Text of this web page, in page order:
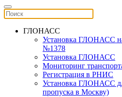
ГЛОНАСС
Установка ГЛОНАСС
№1378
Установка ГЛОНАСС
Мониторинг
Регистрация в РНИС
Установка ГЛОНАСС
пропуска в Москву)